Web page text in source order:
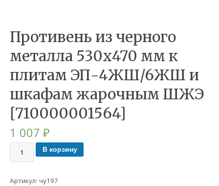
Противень из черного
металла 530х470 мм к
плитам ЭП-4ЖШ/6ЖШ и
шкафам жарочным ШЖЭ
[710000001564]
1 007₽
В корзину
Артикул:чу197